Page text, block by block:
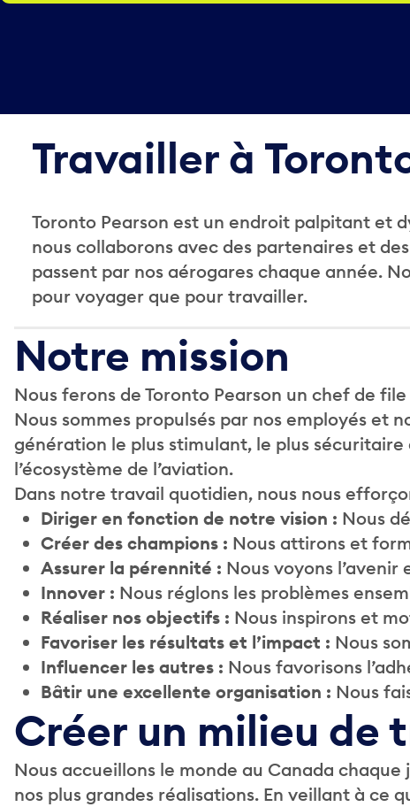
Travailler à
Toronto Pearson est un endroit palpitant et
nous collaborons avec des partenaires et
passent par nos aérogares chaque année.
pour voyager que pour travailler.
Notre mission
Nous ferons de Toronto Pearson un chef de
Nous sommes propulsés par nos employés et
génération le plus stimulant, le plus
l’écosystème de l’aviation.
Dans notre travail quotidien, nous nous
Diriger en fonction de notre vision : Nous
Créer des champions : Nous attirons et
Assurer la pérennité : Nous voyons l’avenir
Innover : Nous réglons les problèmes
Réaliser nos objectifs : Nous inspirons et
Favoriser les résultats et l’impact : Nous
Influencer les autres : Nous favorisons
Bâtir une excellente organisation : Nous
Créer un milieu
Nous accueillons le monde au Canada
nos plus grandes réalisations. En veillant à ce